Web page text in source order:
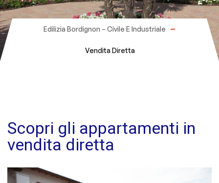
Edilizia Bordignon – Civile E Industriale
Vendita Diretta
Scopri gli appartamenti in
vendita diretta